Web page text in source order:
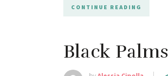
CONTINUE READING
Black Palms